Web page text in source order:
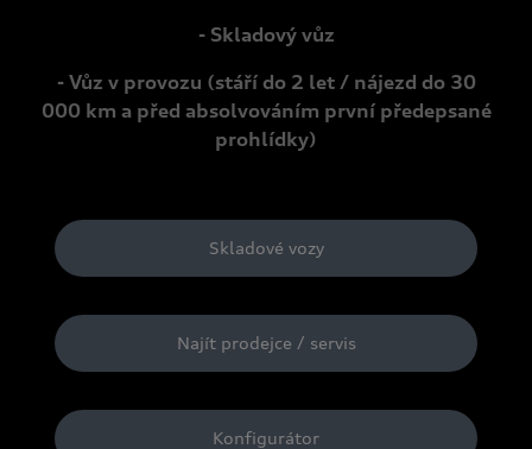
- Skladový vůz
- Vůz v provozu (stáří do 2 let / nájezd do 30
000 km a před absolvováním první předepsané
prohlídky)
Skladové vozy
Najít prodejce / servis
Konfigurátor